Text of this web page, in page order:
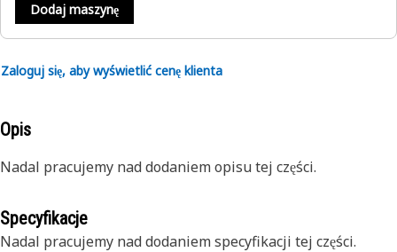
Dodaj maszynę
Zaloguj się, aby wyświetlić cenę klienta
Opis
Nadal pracujemy nad dodaniem opisu tej części.
Specyfikacje
Nadal pracujemy nad dodaniem specyfikacji tej części.